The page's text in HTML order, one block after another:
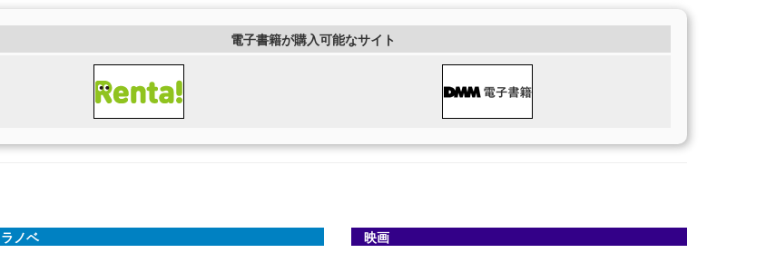
電子書籍が購入可能なサイト
ラノベ
映画